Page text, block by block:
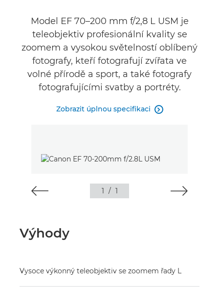
Model EF 70–200 mm f/2,8 L USM je
teleobjektiv profesionální kvality se
zoomem a vysokou světelností oblíbený
fotografy, kteří fotografují zvířata ve
volné přírodě a sport, a také fotografy
fotografujícími svatby a portréty.
Zobrazit úplnou specifikaci 
1 / 1
Výhody
Vysoce výkonný teleobjektiv se zoomem řady L